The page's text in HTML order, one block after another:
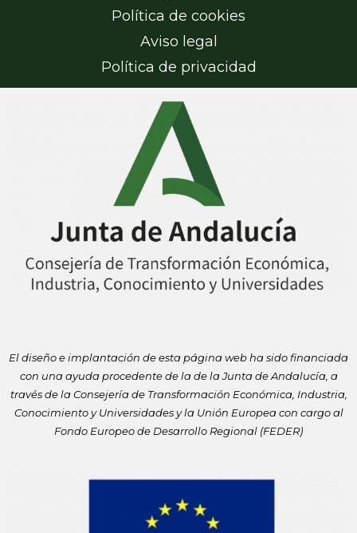
Política de cookies
Aviso legal
Política de privacidad
El diseño e implantación de esta página web ha sido financiada
con una ayuda procedente de la de la Junta de Andalucía, a
través de laConsejería de Transformación Económica, Industria,
Conocimiento yUniversidades y la Unión Europea con cargo al
Fondo Europeo de Desarrollo Regional (FEDER)